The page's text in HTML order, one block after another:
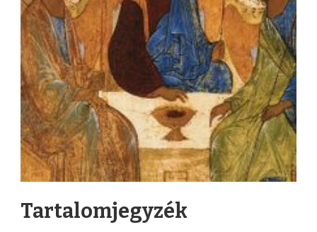
Tartalomjegyzék